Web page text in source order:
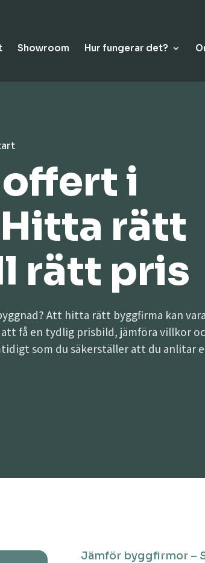
Showroom Hur fungerar det?
i
rätt
rätt pris
Att hitta rätt byggfirma kan
få en tydlig prisbild, jämföra villkor
som du säkerställer att du anlitar
Jämför byggfirmor –